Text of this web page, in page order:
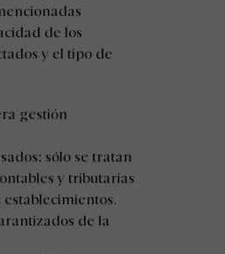
de los
y el tipo de
gestión
sólo se tratan
y tributarias
de la